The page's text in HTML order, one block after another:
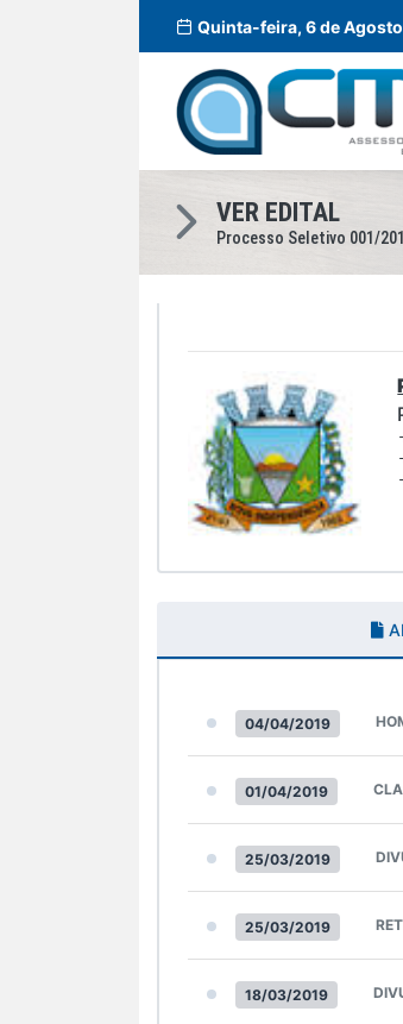
Quinta-feira, 6 de
VER EDITAL
Processo Seletivo 001/
04/04/2019
01/04/2019
25/03/2019
25/03/2019
18/03/2019